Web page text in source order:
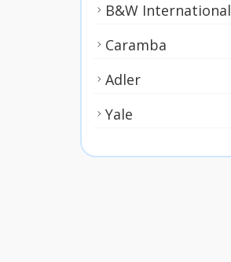
B&W International
Caramba
Adler
Yale